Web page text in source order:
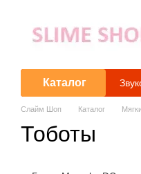
Каталог
Слайм Шоп Каталог
Тоботы